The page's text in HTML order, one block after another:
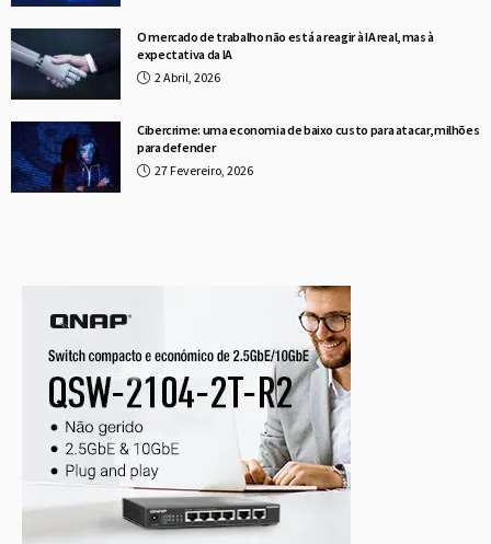
O mercado de trabalho não está a reagir à IA real, mas à
expectativa da IA
2 Abril, 2026
Cibercrime: uma economia de baixo custo para atacar, milhões
para defender
27 Fevereiro, 2026